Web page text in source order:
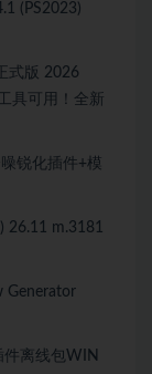
(PS2023)
式版 2026
具可用！全新
锐化插件+模
26.11 m.3181
Generator
件离线包WIN